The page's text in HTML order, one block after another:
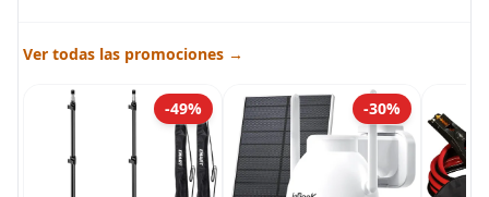
Ver todas las promociones →
-49% -30%